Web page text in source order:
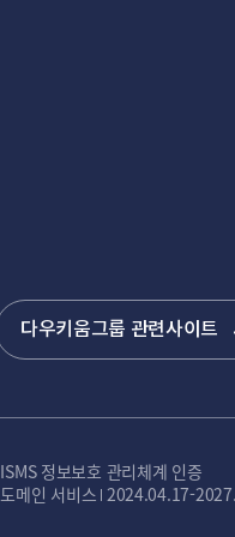
다우키움그룹 관련사이트
ISMS 정보보호 관리체계 인증
도메인 서비스 2024.04.17-